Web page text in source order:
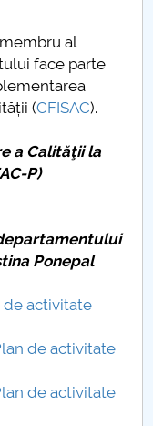
al
face parte
(CFISAC).
a Calităţii la
P)
Ponepal
de activitate
de activitate
de activitate